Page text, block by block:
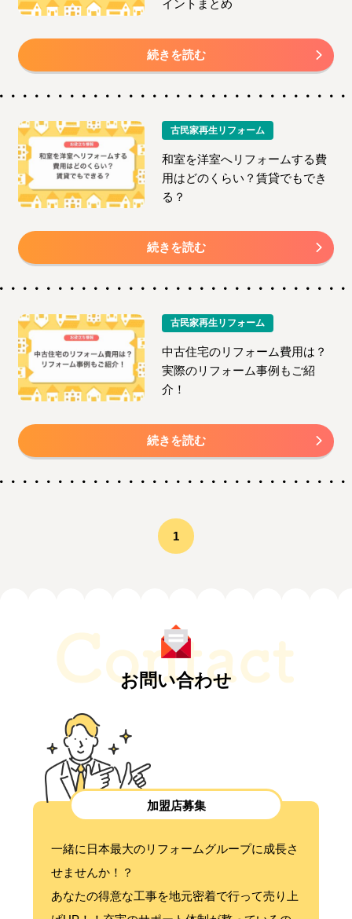
イントまとめ
続きを読む
古民家再生リフォーム
和室を洋室へリフォームする費
用はどのくらい？賃貸でもでき
る？
続きを読む
古民家再生リフォーム
中古住宅のリフォーム費用は？
実際のリフォーム事例もご紹
介！
続きを読む
1
お問い合わせ
加盟店募集
一緒に日本最大のリフォームグループに成長さ
せませんか！？
あなたの得意な工事を地元密着で行って売り上